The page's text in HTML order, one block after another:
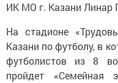
ИК МО г. Казани Линар
На стадионе
Казани по футболу, в
футболистов из 8
пройдет «Семейная